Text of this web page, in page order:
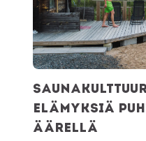
elämyksiä
äärellä